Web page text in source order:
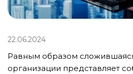
22.06.2024
Равным образом
организации представляет